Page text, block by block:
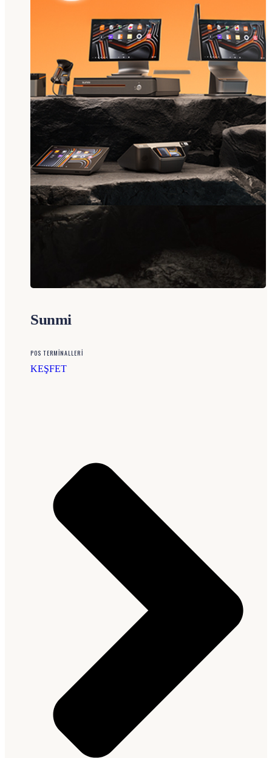
Sunmi
POS TERMİNALLERİ
KEŞFET